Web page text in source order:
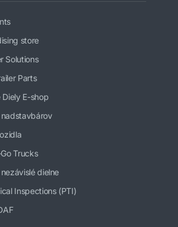
store
Solutions
Parts
E-shop
Trucks
dielne
Inspections (PTI)